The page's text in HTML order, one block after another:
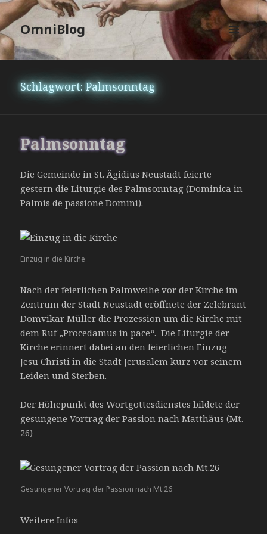
OmniBlog
MENÜ
UND
Schlagwort:Palmsonntag
Palmsonntag
Die Gemeinde in St. Ägidius Neustadt feierte
gestern die Liturgie des Palmsonntag (Dominica in
Palmis de passione Domini).
Einzug in die Kirche
Nach der feierlichen Palmweihe vor der Kirche im
Zentrum der Stadt Neustadt eröffnete der Zelebrant
Domvikar Müller die Prozession um die Kirche mit
dem Ruf „Procedamus in pace“. Die Liturgie der
Kirche erinnert dabei an den feierlichen Einzug
Jesu Christi in die Stadt Jerusalem kurz vor seinem
Leiden und Sterben.
Der Höhepunkt des Wortgottesdienstes bildete der
gesungene Vortrag der Passion nach Matthäus (Mt.
26)
Gesungener Vortrag der Passion nach Mt.26
Weitere Infos